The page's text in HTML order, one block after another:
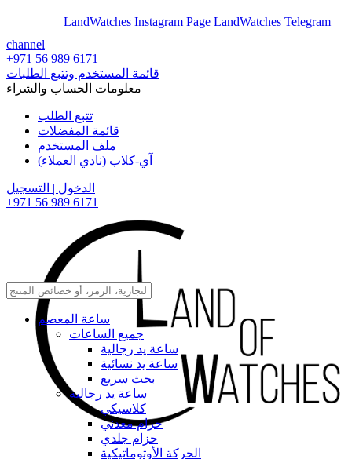
LandWatches Instagram Page LandWatches Telegram
channel
+971 56 989 6171
قائمة المستخدم وتتبع الطلبات
معلومات الحساب والشراء
تتبع الطلب
قائمة المفضلات
ملف المستخدم
آي-كلاب (نادي العملاء)
الدخول | التسجيل
+971 56 989 6171
ساعة المعصم
جميع الساعات
ساعة يد رجالية
ساعة يد نسائية
بحث سريع
ساعة يد رجالية
كلاسيكي
حزام معدني
حزام جلدي
الحركة الأوتوماتيكية